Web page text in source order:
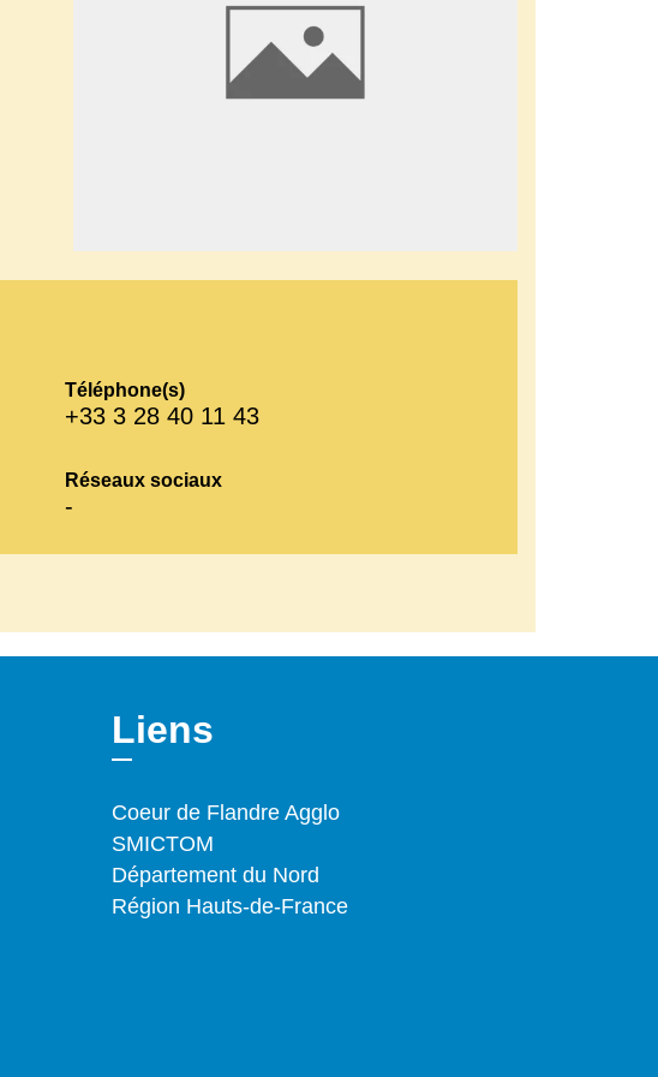
Téléphone(s)
+33 3 28 40 11 43
Réseaux sociaux
-
Liens
Coeur de Flandre Agglo
SMICTOM
Département du Nord
Région Hauts-de-France